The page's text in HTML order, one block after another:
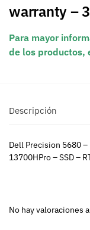
warranty –
Para mayor
de los productos,
Descripción
Dell Precision 5680
13700HPro – SSD –
No hay valoraciones